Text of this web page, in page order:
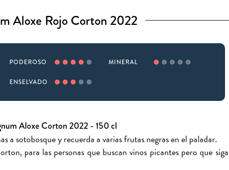
Aloxe Rojo Corton 2022
PODEROSO MINERAL
ENSELVADO
Aloxe Corton 2022 - 150 cl
a sotobosque y recuerda a varias frutas negras en el paladar.
para las personas que buscan vinos picantes pero que